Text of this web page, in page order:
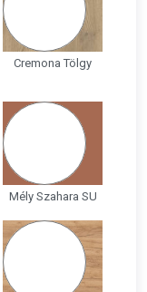
Cremona Tölgy
Mély Szahara SU